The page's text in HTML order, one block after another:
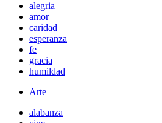
alegria
amor
caridad
esperanza
fe
gracia
humildad
Arte
alabanza